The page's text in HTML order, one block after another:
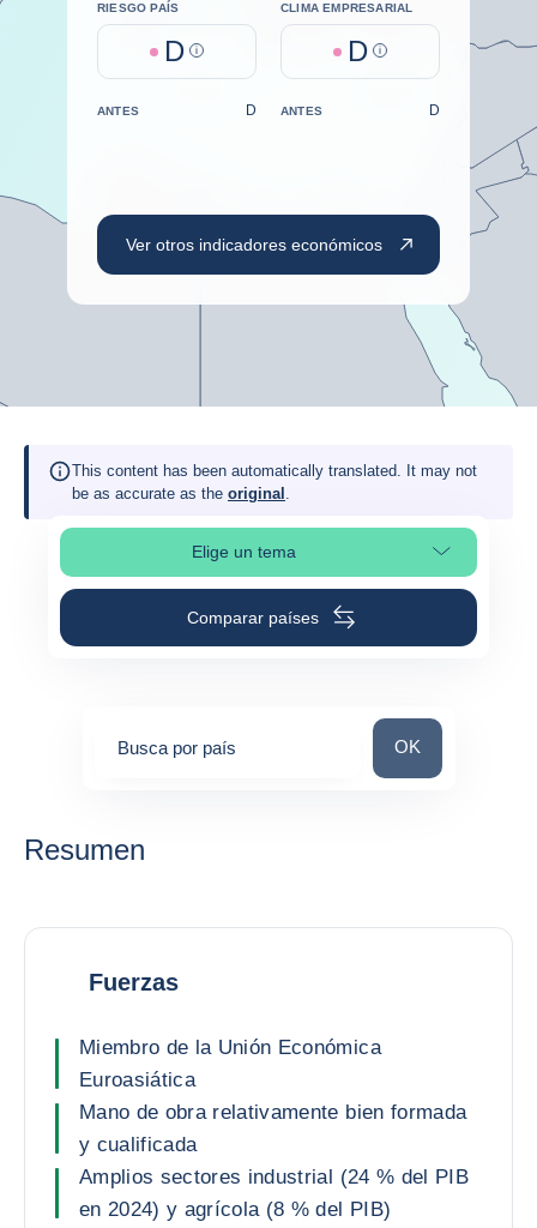
RIESGO PAÍS
D Help
CLIMA EMPRESARIAL
D Help
ANTES D ANTES D
Ver otros indicadores económicos
This content has been automatically translated. It may not
be as accurate as the original .
Elige un temaSelleciona la sección de la página
Comparar países
Busca por país Busca por país
OK
Resumen
Fuerzas
Miembro de la Unión Económica
Euroasiática
Mano de obra relativamente bien formada
y cualificada
Amplios sectores industrial (24 % del PIB
en 2024) y agrícola (8 % del PIB)